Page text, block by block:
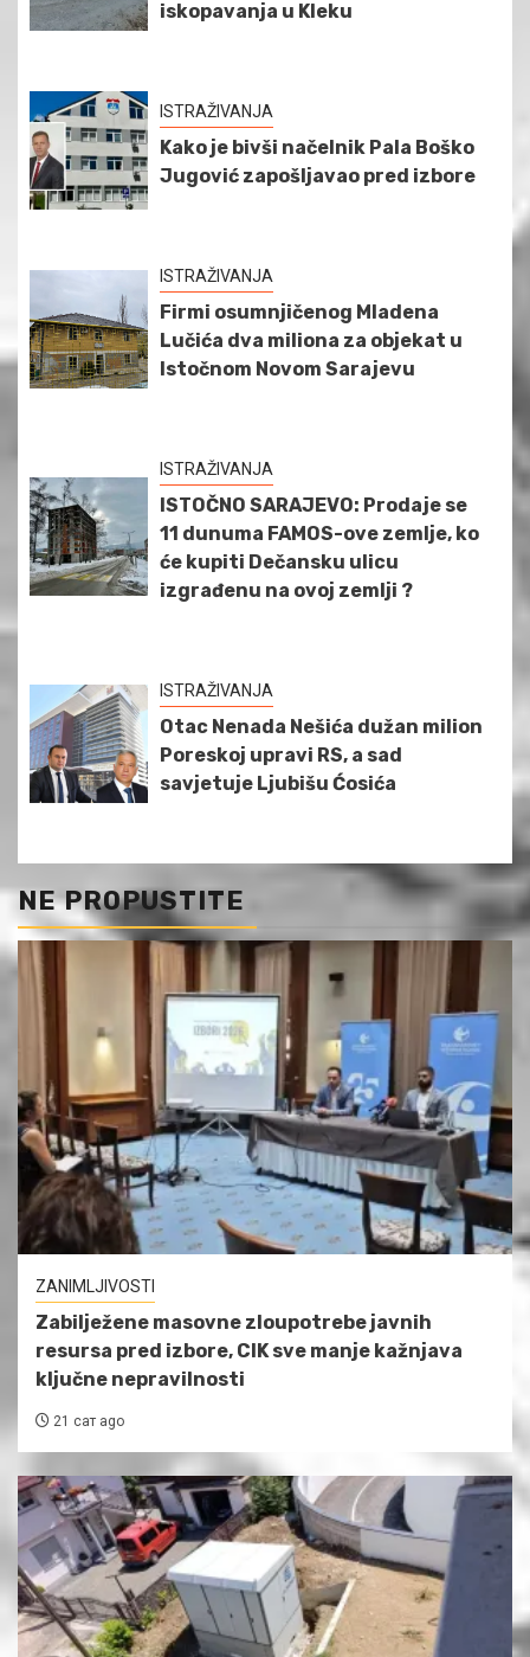
iskopavanja u Kleku
ISTRAŽIVANJA
Kako je bivši načelnik Pala Boško
Jugović zapošljavao pred izbore
ISTRAŽIVANJA
Firmi osumnjičenog Mladena
Lučića dva miliona za objekat u
Istočnom Novom Sarajevu
ISTRAŽIVANJA
ISTOČNO SARAJEVO: Prodaje se
11 dunuma FAMOS-ove zemlje, ko
će kupiti Dečansku ulicu
izgrađenu na ovoj zemlji ?
ISTRAŽIVANJA
Otac Nenada Nešića dužan milion
Poreskoj upravi RS, a sad
savjetuje Ljubišu Ćosića
NE PROPUSTITE
ZANIMLJIVOSTI
Zabilježene masovne zloupotrebe javnih
resursa pred izbore, CIK sve manje kažnjava
ključne nepravilnosti
21 сат ago